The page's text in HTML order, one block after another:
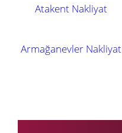
Atakent Nakliyat
Armağanevler Nakliyat